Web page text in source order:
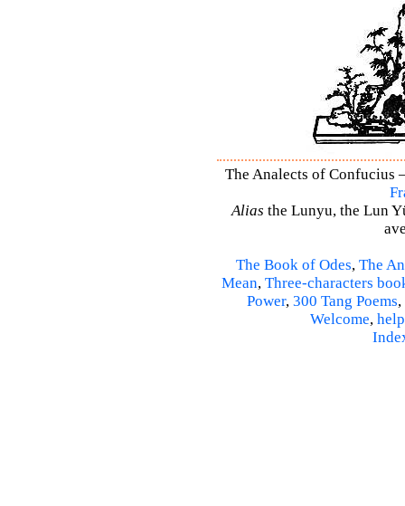
The Analects of Confucius
Alias the Lunyu, the Lun
The Book of Odes, The
Mean, Three-characters
Power, 300 Tang Poems,
Welcome, help